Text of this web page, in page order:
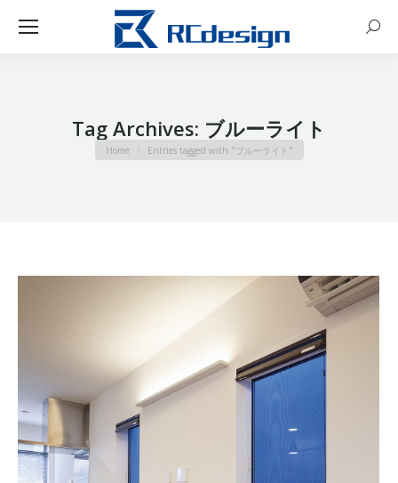
Tag Archives: ブルーライト
You are here:
Home Entries tagged with "ブルーライト"